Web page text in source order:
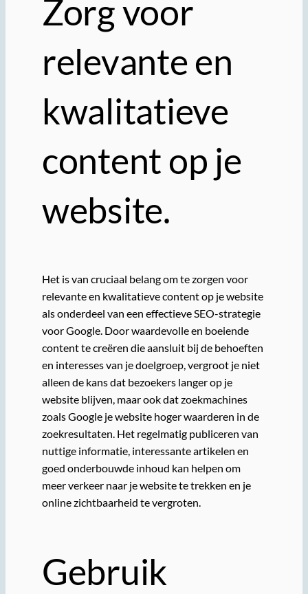
Zorg voor
relevante en
kwalitatieve
content op je
website.
Het is van cruciaal belang om te zorgen voor
relevante en kwalitatieve content op je website
als onderdeel van een effectieve SEO-strategie
voor Google. Door waardevolle en boeiende
content te creëren die aansluit bij de behoeften
en interesses van je doelgroep, vergroot je niet
alleen de kans dat bezoekers langer op je
website blijven, maar ook dat zoekmachines
zoals Google je website hoger waarderen in de
zoekresultaten. Het regelmatig publiceren van
nuttige informatie, interessante artikelen en
goed onderbouwde inhoud kan helpen om
meer verkeer naar je website te trekken en je
online zichtbaarheid te vergroten.
Gebruik